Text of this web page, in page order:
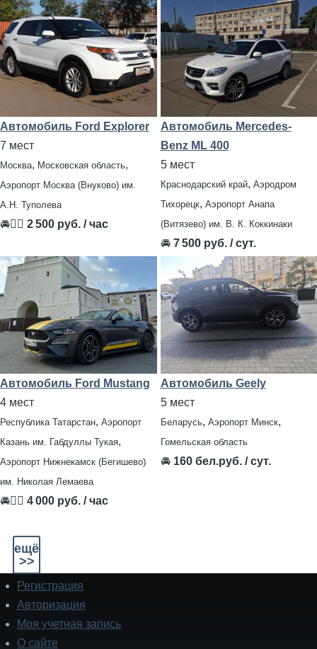
Автомобиль Ford Explorer
7 мест
Москва, Московская область,
Аэропорт Москва (Внуково) им.
А.Н. Туполева
🚘👨‍✈ 2 500 руб. / час
Автомобиль Mercedes-
Benz ML 400
5 мест
Краснодарский край, Аэродром
Тихорецк, Аэропорт Анапа
(Витязево) им. В. К. Коккинаки
🚘 7 500 руб. / сут.
Автомобиль Ford Mustang
4 мест
Республика Татарстан, Аэропорт
Казань им. Габдуллы Тукая,
Аэропорт Нижнекамск (Бегишево)
им. Николая Лемаева
🚘👨‍✈ 4 000 руб. / час
Автомобиль Geely
5 мест
Беларусь, Аэропорт Минск,
Гомельская область
🚘 160 бел.руб. / сут.
ещё
>>
Подвал
Регистрация
Авторизация
Моя учетная запись
О сайте